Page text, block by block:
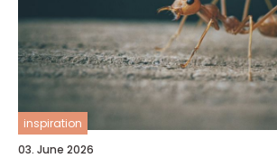
inspiration
03. June 2026